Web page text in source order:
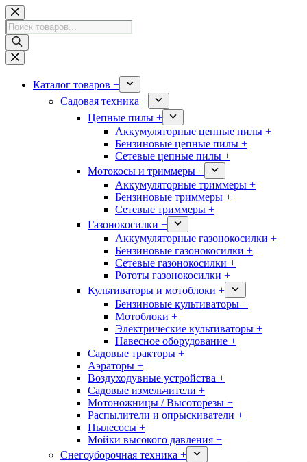
Перейти
к
сути
Поиск
товаров
Каталог товаров +
Садовая техника +
Цепные пилы +
Аккумуляторные цепные пилы +
Бензиновые цепные пилы +
Сетевые цепные пилы +
Мотокосы и триммеры +
Аккумуляторные триммеры +
Бензиновые триммеры +
Сетевые триммеры +
Газонокосилки +
Аккумуляторные газонокосилки +
Бензиновые газонокосилки +
Сетевые газонокосилки +
Рототы газонокосилки +
Культиваторы и мотоблоки +
Бензиновые культиваторы +
Мотоблоки +
Электрические культиваторы +
Навесное оборудование +
Садовые тракторы +
Аэраторы +
Воздуходувные устройства +
Садовые измельчители +
Мотоножницы / Высоторезы +
Распылители и опрыскиватели +
Пылесосы +
Мойки высокого давления +
Снегоуборочная техника +